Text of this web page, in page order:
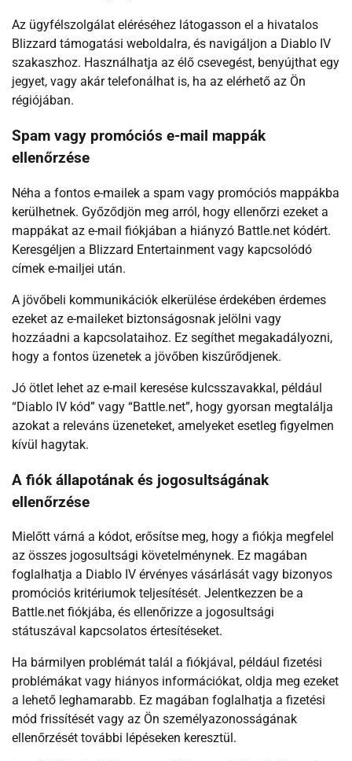
Az ügyfélszolgálat eléréséhez látogasson el a hivatalos
Blizzard támogatási weboldalra, és navigáljon a Diablo IV
szakaszhoz. Használhatja az élő csevegést, benyújthat egy
jegyet, vagy akár telefonálhat is, ha az elérhető az Ön
régiójában.
Spam vagy promóciós e-mail mappák
ellenőrzése
Néha a fontos e-mailek a spam vagy promóciós mappákba
kerülhetnek. Győződjön meg arról, hogy ellenőrzi ezeket a
mappákat az e-mail fiókjában a hiányzó Battle.net kódért.
Keresgéljen a Blizzard Entertainment vagy kapcsolódó
címek e-mailjei után.
A jövőbeli kommunikációk elkerülése érdekében érdemes
ezeket az e-maileket biztonságosnak jelölni vagy
hozzáadni a kapcsolataihoz. Ez segíthet megakadályozni,
hogy a fontos üzenetek a jövőben kiszűrődjenek.
Jó ötlet lehet az e-mail keresése kulcsszavakkal, például
“Diablo IV kód” vagy “Battle.net”, hogy gyorsan megtalálja
azokat a releváns üzeneteket, amelyeket esetleg figyelmen
kívül hagytak.
A fiók állapotának és jogosultságának
ellenőrzése
Mielőtt várná a kódot, erősítse meg, hogy a fiókja megfelel
az összes jogosultsági követelménynek. Ez magában
foglalhatja a Diablo IV érvényes vásárlását vagy bizonyos
promóciós kritériumok teljesítését. Jelentkezzen be a
Battle.net fiókjába, és ellenőrizze a jogosultsági
státuszával kapcsolatos értesítéseket.
Ha bármilyen problémát talál a fiókjával, például fizetési
problémákat vagy hiányos információkat, oldja meg ezeket
a lehető leghamarabb. Ez magában foglalhatja a fizetési
mód frissítését vagy az Ön személyazonosságának
ellenőrzését további lépéseken keresztül.